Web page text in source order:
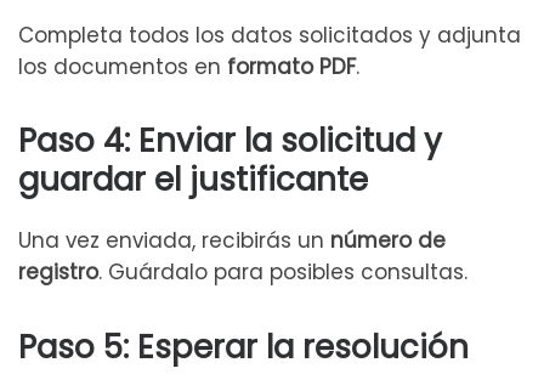
Completa todos los datos solicitados y adjunta
los documentos en formato PDF.
Paso 4: Enviar la solicitud y
guardar el justificante
Una vez enviada, recibirás un número de
registro. Guárdalo para posibles consultas.
Paso 5: Esperar la resolución